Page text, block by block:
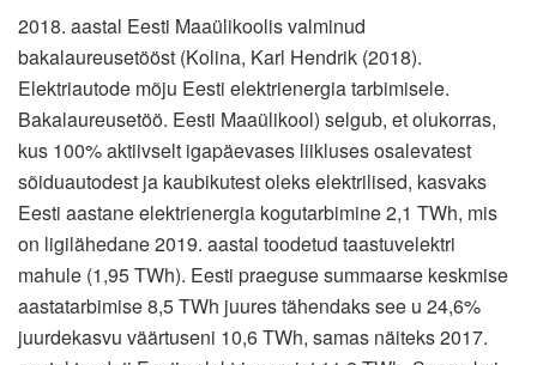
2018. aastal Eesti Maaülikoolis valminud
bakalaureusetööst (Kolina, Karl Hendrik (2018).
Elektriautode mõju Eesti elektrienergia tarbimisele.
Bakalaureusetöö. Eesti Maaülikool) selgub, et olukorras,
kus 100% aktiivselt igapäevases liikluses osalevatest
sõiduautodest ja kaubikutest oleks elektrilised, kasvaks
Eesti aastane elektrienergia kogutarbimine 2,1 TWh, mis
on ligilähedane 2019. aastal toodetud taastuvelektri
mahule (1,95 TWh). Eesti praeguse summaarse keskmise
aastatarbimise 8,5 TWh juures tähendaks see u 24,6%
juurdekasvu väärtuseni 10,6 TWh, samas näiteks 2017.